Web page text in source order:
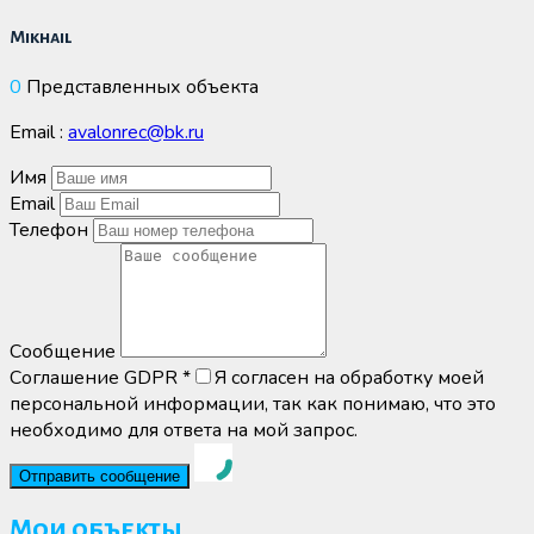
Mikhail
0 Представленных объекта
Email : avalonrec@bk.ru
Имя
Email
Телефон
Сообщение
Соглашение GDPR*
Я согласен на обработку моей
персональной информации, так как понимаю, что это
необходимо для ответа на мой запрос.